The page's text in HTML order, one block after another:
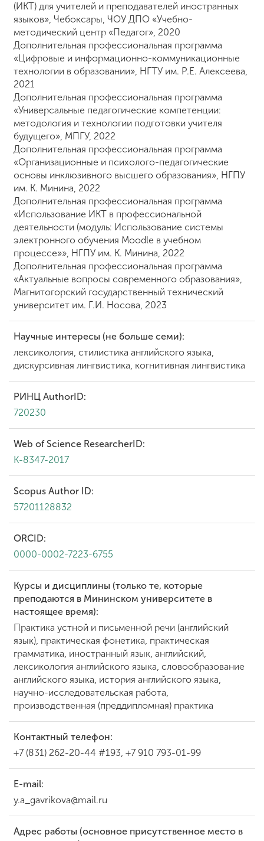
(ИКТ) для учителей и преподавателей иностранных
языков», Чебоксары, ЧОУ ДПО «Учебно-
методический центр «Педагог», 2020
Дополнительная профессиональная программа
«Цифровые и информационно-коммуникационные
технологии в образовании», НГТУ им. Р.Е. Алексеева,
2021
Дополнительная профессиональная программа
«Универсальные педагогические компетенции:
методология и технологии подготовки учителя
будущего», МПГУ, 2022
Дополнительная профессиональная программа
«Организационные и психолого-педагогические
основы инклюзивного высшего образования», НГПУ
им. К. Минина, 2022
Дополнительная профессиональная программа
«Использование ИКТ в профессиональной
деятельности (модуль: Использование системы
электронного обучения Moodle в учебном
процессе»», НГПУ им. К. Минина, 2022
Дополнительная профессиональная программа
«Актуальные вопросы современного образования»,
Магнитогорский государственный технический
университет им. Г.И. Носова, 2023
Научные интересы (не больше семи):
лексикология, стилистика английского языка,
дискурсивная лингвистика, когнитивная лингвистика
РИНЦ AuthorID:
720230
Web of Science ResearcherID:
K-8347-2017
Scopus Author ID:
57201128832
ORCID:
0000-0002-7223-6755
Курсы и дисциплины (только те, которые
преподаются в Мининском университете в
настоящее время):
Практика устной и письменной речи (английский
язык), практическая фонетика, практическая
грамматика, иностранный язык, английский,
лексикология английского языка, словообразование
английского языка, история английского языка,
научно-исследовательская работа,
производственная (преддипломная) практика
Контактный телефон:
+7 (831) 262-20-44 #193, +7 910 793-01-99
E-mail:
y.a_gavrikova@mail.ru
Адрес работы (основное присутственное место в